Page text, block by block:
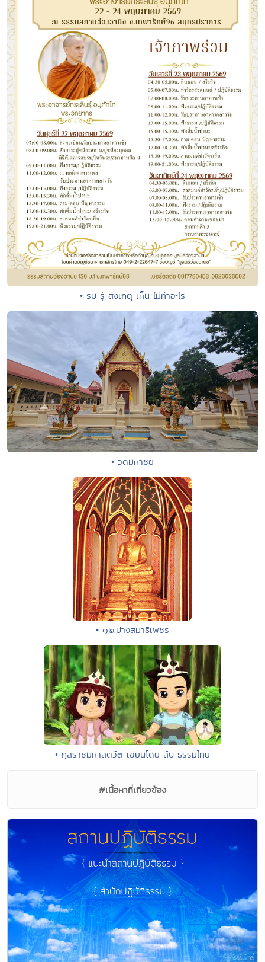
• รับ รู้ สังเกตุ เห็น ไม่ทำอะไร
• วัดมหาชัย
• ๑๒.ปางสมาธิเพชร
• กุสราชมหาสัตว์๓ เขียนโดย สืบ ธรรมไทย
#เนื้อหาที่เกี่ยวข้อง